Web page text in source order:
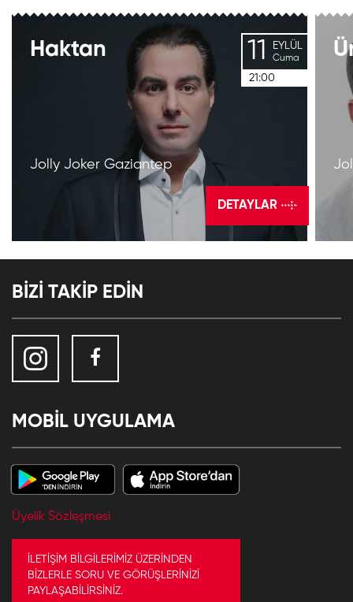
Haktan
Jolly Joker Gaziantep
11 EYLÜL
Cuma
21:00
DETAYLAR
BİZİ TAKİP EDİN
MOBİL UYGULAMA
Üyelik Sözleşmesi
İLETİŞİM BİLGİLERİMİZ ÜZERİNDEN
BİZLERLE SORU VE GÖRÜŞLERİNİZİ
PAYLAŞABİLİRSİNİZ.